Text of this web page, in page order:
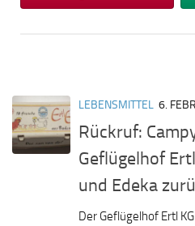
LEBENSMITTEL 6.
Rückruf:
Geflügelhof
und Edeka
Der Geflügelhof Ertl